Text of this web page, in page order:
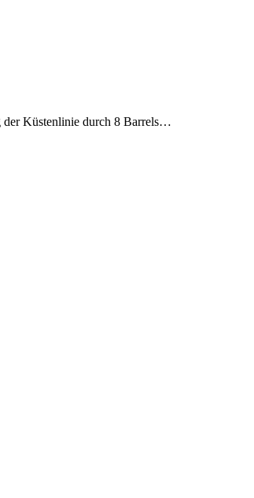
der Küstenlinie durch 8 Barrels…